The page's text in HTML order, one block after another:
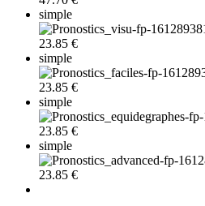
simple
23.85 €
simple
23.85 €
simple
23.85 €
simple
23.85 €